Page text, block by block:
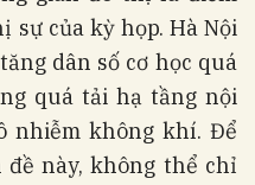
sự của kỳ họp. Hà Nội
dân số cơ học quá
quá tải hạ tầng nội
nhiễm không khí. Để
này, không thể chỉ